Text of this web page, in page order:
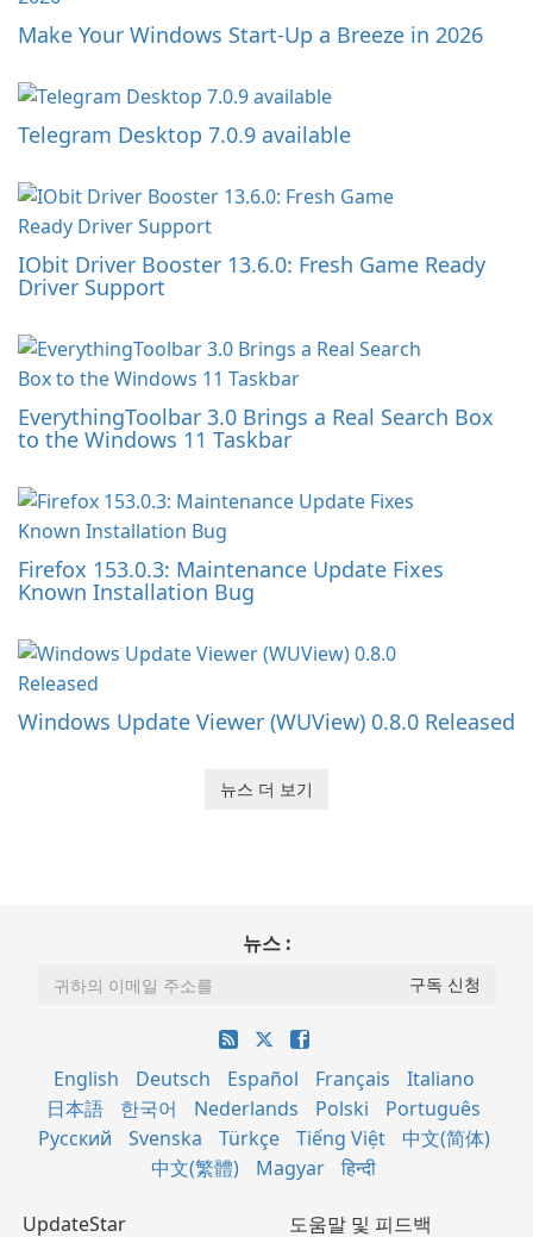
Make Your Windows Start-Up a Breeze in 2026
Telegram Desktop 7.0.9 available
IObit Driver Booster 13.6.0: Fresh Game Ready
Driver Support
EverythingToolbar 3.0 Brings a Real Search Box
to the Windows 11 Taskbar
Firefox 153.0.3: Maintenance Update Fixes
Known Installation Bug
Windows Update Viewer (WUView) 0.8.0 Released
뉴스 더 보기
뉴스 :
English Deutsch Español Français
Italiano
日本語
한국어 Nederlands Polski
Português
Русский
Svenska Türkçe Tiếng Việt
中文(简体)
中文(繁體)
Magyar हिन्दी
UpdateStar 도움말 및 피드백